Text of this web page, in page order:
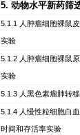
5. 动物水平新药筛
5.1.1 人肿瘤细胞裸鼠
实验
5.1.2 人肿瘤细胞裸鼠
实验
5.1.3 人黑色素瘤肺转
5.1.4 人慢性粒细胞白
时间和存活率实验